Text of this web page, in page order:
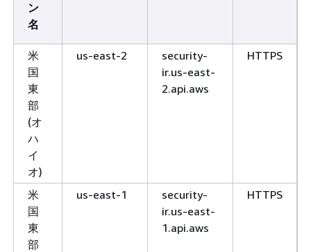
ン
名
米
国
東
部
(オ
ハ
イ
オ)
us-east-2
security-
ir.us-east-
2.api.aws
HTTPS
米
国
東
部
us-east-1
security-
ir.us-east-
1.api.aws
HTTPS